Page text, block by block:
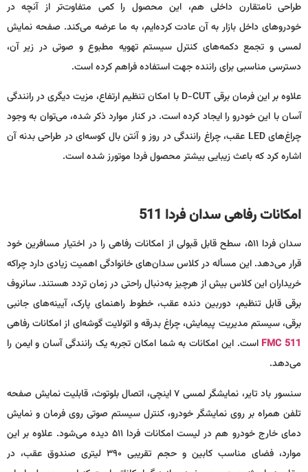
طراحی نامتقارن داخلی هم، این محصول را کمی متفاوت‌تر از آنچه در
خودروهای داخل بازار به آن عادت کرده‌ایم، به ما عرضه می‌کند. صفحه نمایش
لمسی و تجمع دکمه‌های کنترل سیستم تهویه مطبوع و صوتی در زیر آن،
دسترسی مناسبی برای راننده جهت استفاده فراهم کرده است.
علاوه بر این فرمان برقی D-CUT با امکان تنظیم ارتفاع، مزیت دیگری در رانندگی
آسان با این خودرو را ایجاد کرده است. در کنار موارد ذکر شده، می‌توان به وجود
چراغ‌های LED عقب، چراغ رانندگی در روز و آنتن بال کوسه‌ای در طراحی بدنه آن
اشاره کرد که باعث زیبایی بیشتر محصول فردا موتورز شده است.
امکانات رفاهی سدان فردا511
سدان فردا ۵۱۱، سطح قابل قبولی از امکانات رفاهی را در اختیار مسافرین خود
قرار می‌دهد. این مسأله در کلاس سدان‌های خانوادگی اهمیت زیادی دارد چراکه
خریداران این کلاس بیش از هرچیز به‌دنبال راحتی در زمان تردد هستند. سانروف
برقی قابل تنظیم، دوربین دنده عقب، خطوط راهنمای پارک، آیینه‌های جانبی
برقی، سیستم مدیریت پیمایش، چراغ بدرقه و اتولایت گوشه‌ای از امکانات رفاهی
FMC 511است. این امکانات به شما امکان تجربه یک رانندگی آسان و ایمن را
می‌دهد.
سنسور باد تایر، نمایشگر لمسی ۷ اینچی، اتصال بلوتوث، قابلیت نمایش صفحه
تلفن ‌همراه بر روی نمایشگر خودرو، کنترل سیستم صوتی روی فرمان و نمایش
دمای خارج خودرو هم در لیست امکانات فردا ۵۱۱ دیده می‌شود. علاوه بر این
موارد، فضای مناسب کابین و حجم تقریبی ۳۹۰ لیتری صندوق عقب، در